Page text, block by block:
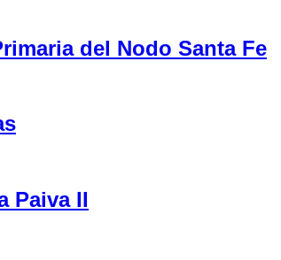
del Nodo Santa Fe
Paiva II